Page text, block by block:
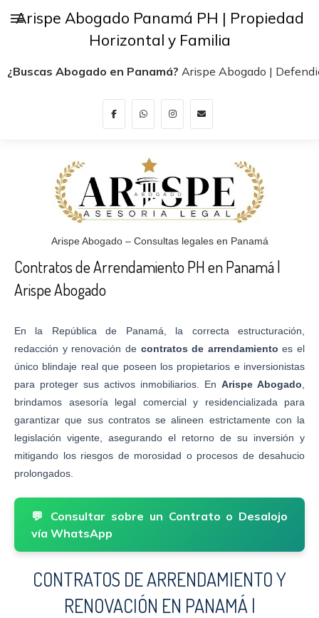
Arispe Abogado Panamá PH | Propiedad
Horizontal y Familia
¿Buscas Abogado en Panamá? Arispe Abogado |
Arispe Abogado – Consultas legales en Panamá
Contratos de Arrendamiento PH en Panamá |
Arispe Abogado
En la República de Panamá, la correcta estructuración,
redacción y renovación de contratos de arrendamiento es el
único blindaje real que poseen los propietarios e inversionistas
para proteger sus activos inmobiliarios. En Arispe Abogado
brindamos asesoría legal comercial y residencializada para
garantizar que sus contratos se alineen estrictamente con la
legislación vigente, asegurando el retorno de su inversión y
mitigando los riesgos de morosidad o procesos de desahucio
prolongados.
💬 Consultar sobre un Contrato o Desalojo
vía WhatsApp
CONTRATOS DE ARRENDAMIENTO Y
RENOVACIÓN EN PANAMÁ |